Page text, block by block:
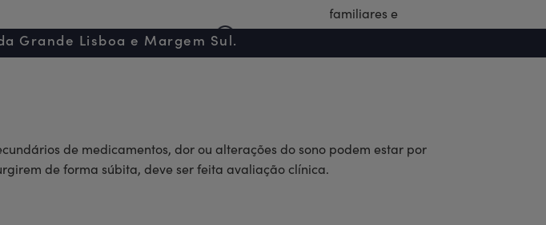
a sobrecarga emocional. Luz adequada, objetos familiares e
houver risco de agressão física, é importante proteger o próprio cuidador
de medicamentos, dor ou alterações do sono podem estar por
de forma súbita, deve ser feita avaliação clínica.
Emprego Contactos
Grande Lisboa e Margem Sul.